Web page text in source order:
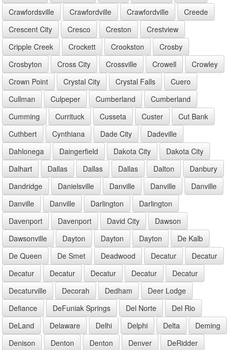
Crawfordsville
Crawfordville Crawfordville
Creede
Crescent City
Cresco Creston
Crestview
Cripple Creek
Crockett Crookston
Crosby
Crosbyton
Cross City Crossville Crowell
Crowley
Crown Point
Crystal City Crystal Falls
Cuero
Cullman
Culpeper Cumberland
Cumberland
Cumming
Currituck Cusseta Custer
Cut Bank
Cuthbert
Cynthiana Dade City
Dadeville
Dahlonega
Daingerfield Dakota City
Dakota City
Dalhart
Dallas Dallas Dallas Dalton
Danbury
Dandridge
Danielsville Danville Danville
Danville
Danville
Danville Darlington
Darlington
Davenport
Davenport David City
Dawson
Dawsonville
Dayton Dayton Dayton
De Kalb
De Queen
De Smet Deadwood Decatur
Decatur
Decatur
Decatur Decatur Decatur
Decatur
Decaturville
Decorah Dedham
Deer Lodge
Defiance
DeFuniak Springs Del Norte
Del Rio
DeLand
Delaware Delhi Delphi Delta
Deming
Denison
Denton Denton Denver
DeRidder